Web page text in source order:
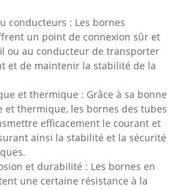
conducteurs : Les bornes
un point de connexion sûr et
ou au conducteur de transporter
et de maintenir la stabilité de la
et thermique : Grâce à sa bonne
thermique, les bornes des tubes
efficacement le courant et
ainsi la stabilité et la sécurité
et durabilité : Les bornes en
une certaine résistance à la